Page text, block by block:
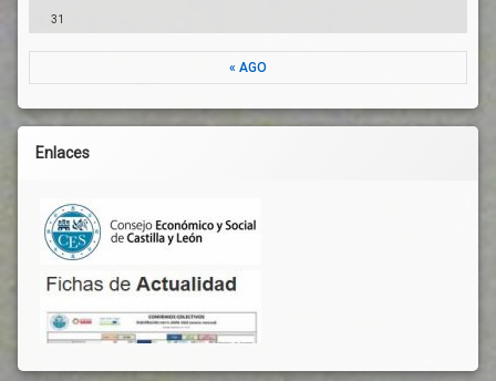
31
« AGO
Enlaces